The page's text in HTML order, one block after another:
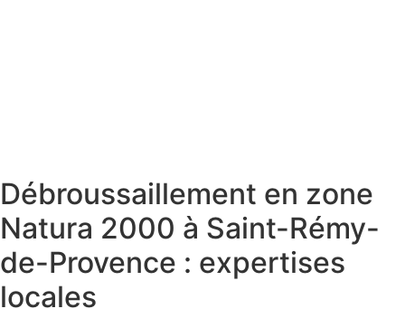
Débroussaillement en zone
Natura 2000 à Saint-Rémy-
de-Provence : expertises
locales